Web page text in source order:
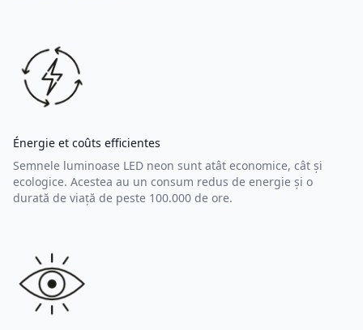
Énergie et coûts efficientes
Semnele luminoase LED neon sunt atât economice, cât și
ecologice. Acestea au un consum redus de energie și o
durată de viață de peste 100.000 de ore.